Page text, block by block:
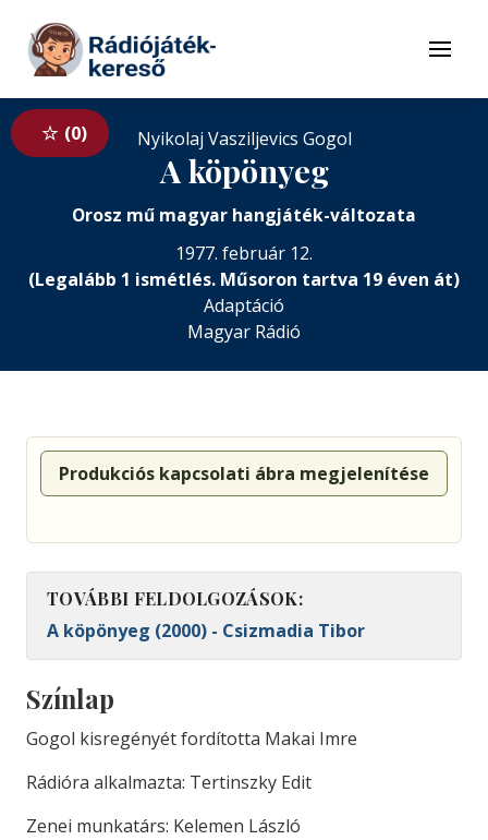
Tovább a tartalomhoz
Menü
0 Nyikolaj Vasziljevics Gogol
A köpönyeg
Orosz mű magyar hangjáték-változata
1977. február 12.
(Legalább 1 ismétlés. Műsoron tartva 19 éven át)
Adaptáció
Magyar Rádió
Produkciós kapcsolati ábra megjelenítése
TOVÁBBI FELDOLGOZÁSOK:
A köpönyeg (2000) - Csizmadia Tibor
Színlap
Gogol kisregényét fordította Makai Imre
Rádióra alkalmazta: Tertinszky Edit
Zenei munkatárs: Kelemen László